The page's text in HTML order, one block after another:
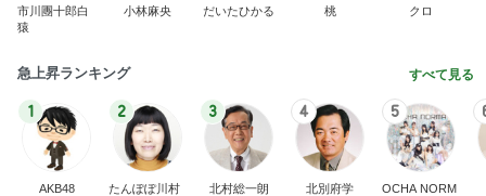
市川團十郎白
猿
小林麻央 だいたひかる 桃 クロ
急上昇ランキング すべて見る
1
AKB48
2
たんぽぽ川村
3
北村総一朗
4
北別府学
5
OCHA NORM